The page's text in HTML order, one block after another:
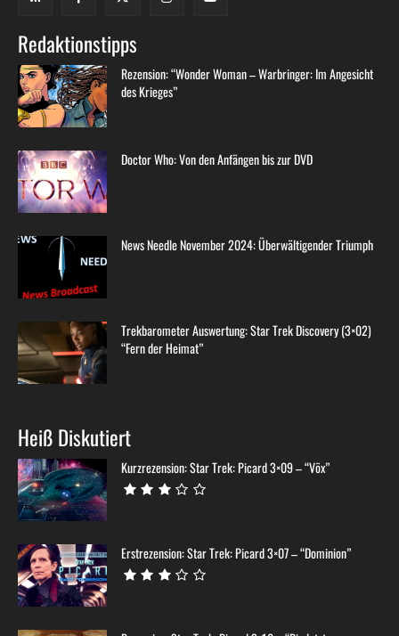
Redaktionstipps
Rezension: “Wonder Woman – Warbringer: Im Angesicht
des Krieges”
Doctor Who: Von den Anfängen bis zur DVD
News Needle November 2024: Überwältigender Triumph
Trekbarometer Auswertung: Star Trek Discovery (3×02)
“Fern der Heimat”
Heiß Diskutiert
Kurzrezension: Star Trek: Picard 3×09 – “Võx”
Erstrezension: Star Trek: Picard 3×07 – “Dominion”